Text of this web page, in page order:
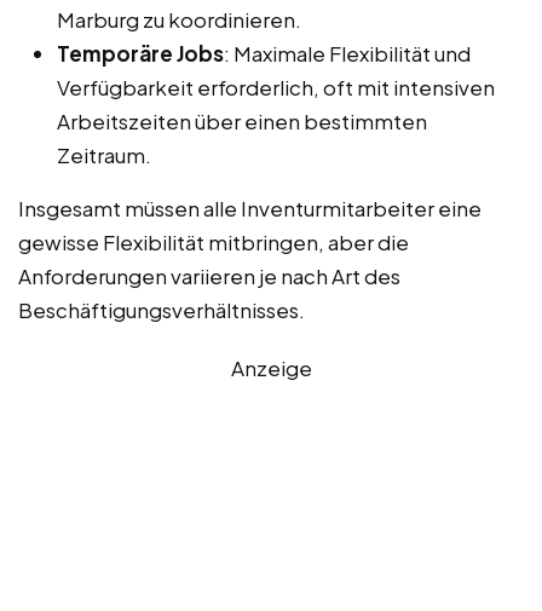
Marburg zu koordinieren.
Temporäre Jobs: Maximale Flexibilität und
Verfügbarkeit erforderlich, oft mit intensiven
Arbeitszeiten über einen bestimmten
Zeitraum.
Insgesamt müssen alle Inventurmitarbeiter eine
gewisse Flexibilität mitbringen, aber die
Anforderungen variieren je nach Art des
Beschäftigungsverhältnisses.
Anzeige